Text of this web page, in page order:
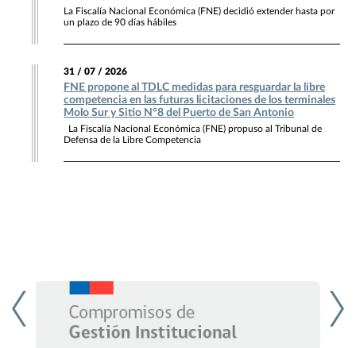
La Fiscalía Nacional Económica (FNE) decidió extender hasta por
un plazo de 90 días hábiles
31 / 07 / 2026
FNE propone al TDLC medidas para resguardar la libre
competencia en las futuras licitaciones de los terminales
Molo Sur y Sitio N°8 del Puerto de San Antonio
La Fiscalía Nacional Económica (FNE) propuso al Tribunal de
Defensa de la Libre Competencia